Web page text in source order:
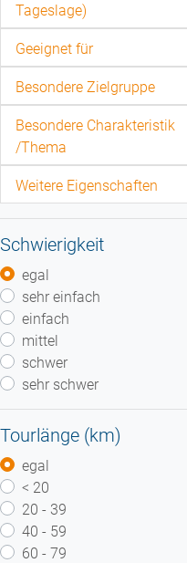
Tageslage)
Geeignet für
Besondere Zielgruppe
Besondere Charakteristik
/Thema
Weitere Eigenschaften
Schwierigkeit
egal
sehr einfach
einfach
mittel
schwer
sehr schwer
Tourlänge (km)
egal
< 20
20 - 39
40 - 59
60 - 79